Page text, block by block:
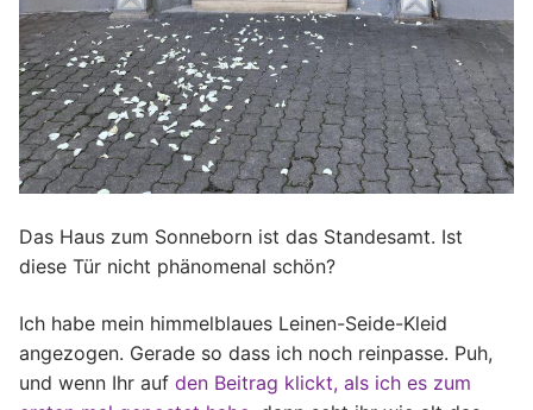
Das Haus zum Sonneborn ist das Standesamt. Ist
diese Tür nicht phänomenal schön?
Ich habe mein himmelblaues Leinen-Seide-Kleid
angezogen. Gerade so dass ich noch reinpasse. Puh,
und wenn Ihr auf den Beitrag klickt, als ich es zum